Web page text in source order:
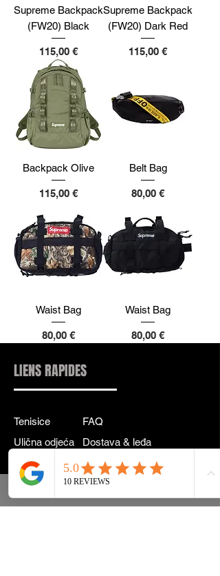
Supreme Backpack
(FW20) Black
Cijena
115,00 €
Supreme Backpack
(FW20) Dark Red
Cijena
115,00 €
Backpack Olive
Cijena
115,00 €
Belt Bag
Cijena
80,00 €
Waist Bag
Cijena
80,00 €
Waist Bag
Cijena
80,00 €
LIENS RAPIDES
Tenisice
Ulična odjeća
Pribor
Instagram
FAQ
Dostava & leđa
Politika privatnosti
Uvjeti & Pojmovi